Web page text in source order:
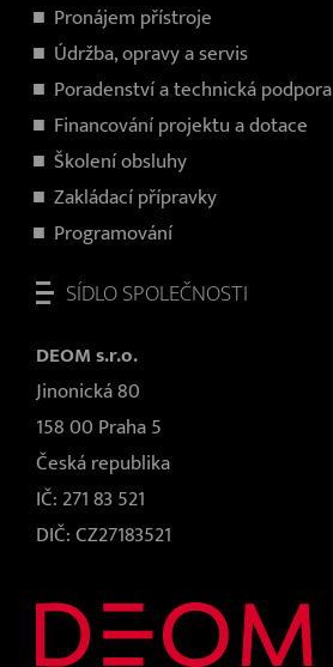
Pronájem přístroje
Údržba, opravy a servis
Poradenství a technická podpora
Financování projektu a dotace
Školení obsluhy
Zakládací přípravky
Programování
SÍDLO SPOLEČNOSTI
DEOM s.r.o.
Jinonická 80
158 00 Praha 5
Česká republika
IČ: 271 83 521
DIČ: CZ27183521